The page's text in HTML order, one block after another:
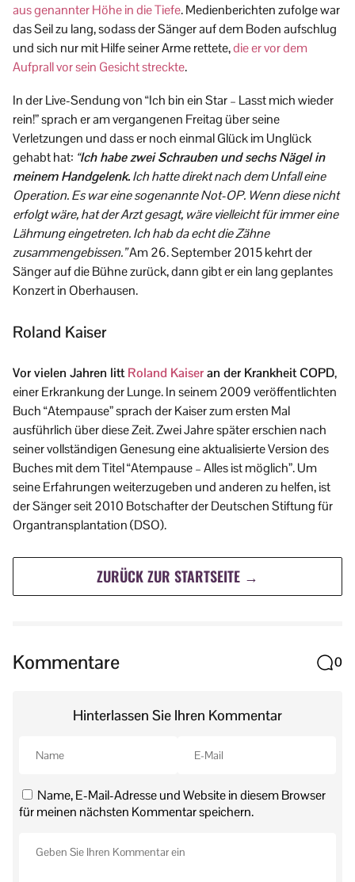
aus genannter Höhe in die Tiefe. Medienberichten zufolge war
das Seil zu lang, sodass der Sänger auf dem Boden aufschlug
und sich nur mit Hilfe seiner Arme rettete,die er vor dem
Aufprall vor sein Gesicht streckte.
In der Live-Sendung von “Ich bin ein Star – Lasst mich wieder
rein!” sprach er am vergangenen Freitag über seine
Verletzungen und dass er noch einmal Glück im Unglück
gehabt hat: “Ich habe zwei Schrauben und sechs Nägel in
meinem Handgelenk.Ich hatte direkt nach dem Unfall eine
Operation. Es war eine sogenannte Not-OP. Wenn diese nicht
erfolgt wäre, hat der Arzt gesagt, wäre vielleicht für immer eine
Lähmung eingetreten. Ich hab da echt die Zähne
zusammengebissen.”Am 26. September 2015 kehrt der
Sänger auf die Bühne zurück, dann gibt er ein lang geplantes
Konzert in Oberhausen.
Roland Kaiser
Vor vielen Jahren littRoland Kaiseran der Krankheit COPD,
einer Erkrankung der Lunge. In seinem 2009 veröffentlichten
Buch “Atempause” sprach der Kaiser zum ersten Mal
ausführlich über diese Zeit. Zwei Jahre später erschien nach
seiner vollständigen Genesung eine aktualisierte Version des
Buches mit dem Titel “Atempause – Alles ist möglich”. Um
seine Erfahrungen weiterzugeben und anderen zu helfen, ist
der Sänger seit 2010 Botschafter der Deutschen Stiftung für
Organtransplantation (DSO).
ZURÜCK ZUR STARTSEITE →
Kommentare 0
Hinterlassen Sie Ihren Kommentar
Name, E-Mail-Adresse und Website in diesem Browser
für meinen nächsten Kommentar speichern.